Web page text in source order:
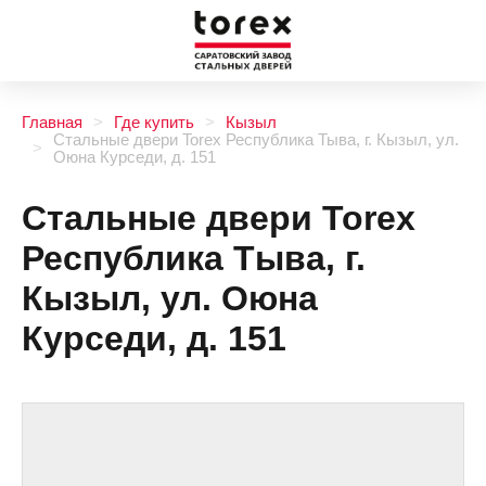
Главная Где купить
Кызыл
Стальные двери Torex Республика Тыва, г. Кызыл, ул.
Оюна Курседи, д. 151
Стальные двери Torex
Республика Тыва, г.
Кызыл, ул. Оюна
Курседи, д. 151